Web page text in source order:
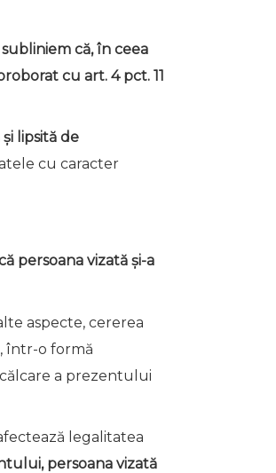
că, în ceea
cu art. 4 pct. 11
lipsită de
cu caracter
persoana vizată şi-a
aspecte, cererea
într-o formă
a prezentului
legalitatea
persoana vizată